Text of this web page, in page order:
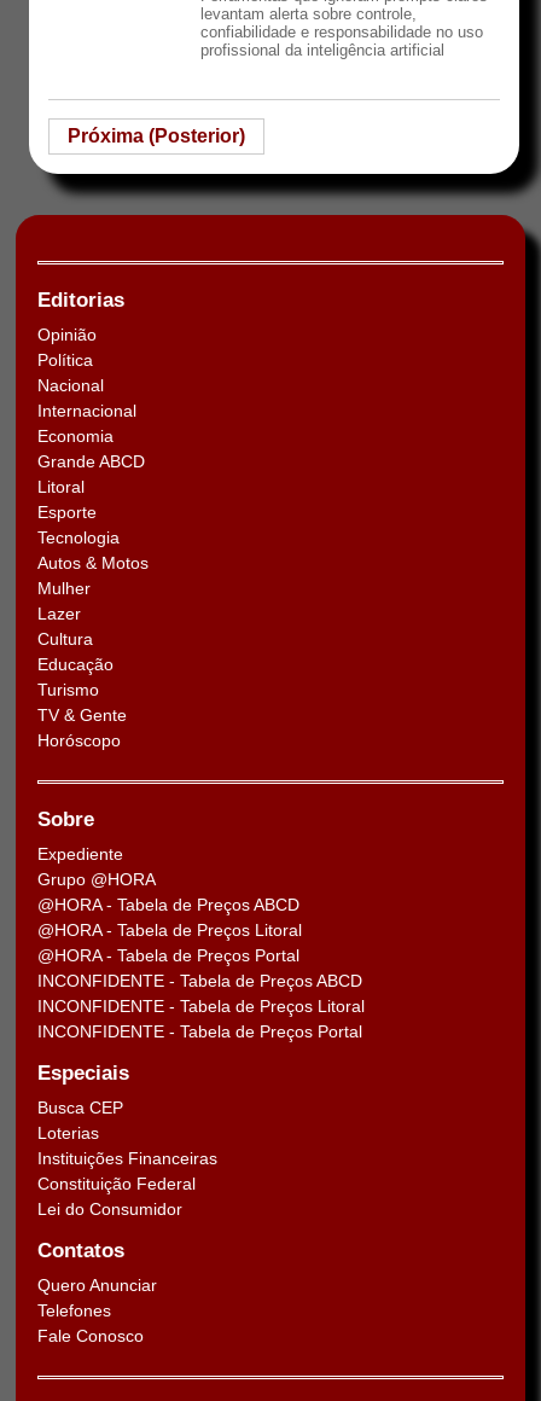
levantam alerta sobre controle,
confiabilidade e responsabilidade no uso
profissional da inteligência artificial
Próxima (Posterior)
Editorias
Opinião
Política
Nacional
Internacional
Economia
Grande ABCD
Litoral
Esporte
Tecnologia
Autos & Motos
Mulher
Lazer
Cultura
Educação
Turismo
TV & Gente
Horóscopo
Sobre
Expediente
Grupo @HORA
@HORA - Tabela de Preços ABCD
@HORA - Tabela de Preços Litoral
@HORA - Tabela de Preços Portal
INCONFIDENTE - Tabela de Preços ABCD
INCONFIDENTE - Tabela de Preços Litoral
INCONFIDENTE - Tabela de Preços Portal
Especiais
Busca CEP
Loterias
Instituições Financeiras
Constituição Federal
Lei do Consumidor
Contatos
Quero Anunciar
Telefones
Fale Conosco